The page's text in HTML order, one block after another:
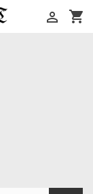
shopping_cart
